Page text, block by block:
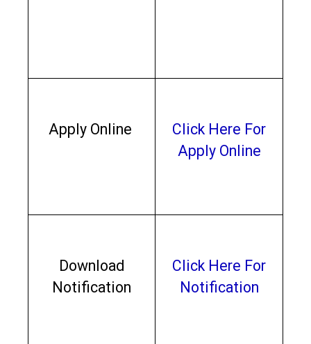
Apply Online
Click Here For
Apply Online
Download
Notification
Click Here For
Notification